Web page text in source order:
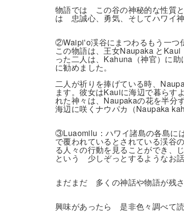
物語では この谷の神秘的な性質
は 忠誠心、勇気、そしてハワイ
②Waipiʻo渓谷にまつわるもう一つ
この物語は、王女Naupaka と
った二人は、Kahuna（神官）に
に勧めました。
二人が祈りを捧げている時、
ます。彼女はKauiに海辺で暮らす
れた神々は、Naupakaの花を半分
海辺に咲くナウパカ（Naupaka
③Luaomilu：ハワイ諸島の各島に
で覆われているとされている渓谷
る人々の行動を見ることができ、
という 少しぞっとするようなお話
まだまだ 多くの神話や物語が残
興味があったら 是非色々調べて